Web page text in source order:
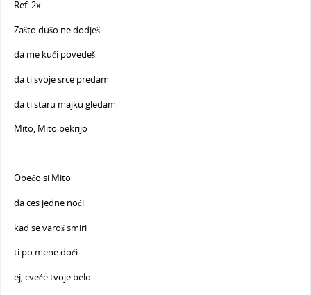
Ref. 2x
Zašto dušo ne dodješ
da me kući povedeš
da ti svoje srce predam
da ti staru majku gledam
Mito, Mito bekrijo
Obećo si Mito
da ces jedne noći
kad se varoš smiri
ti po mene doći
ej, cveće tvoje belo